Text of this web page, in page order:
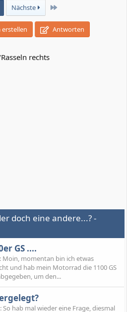
Nächste Letzte
erstellen Antworten
rechts
doch eine andere...? -
GS ....
Moin, momentan bin ich etwas
und hab mein Motorrad die 1100 GS
um den...
hab mal wieder eine Frage, diesmal